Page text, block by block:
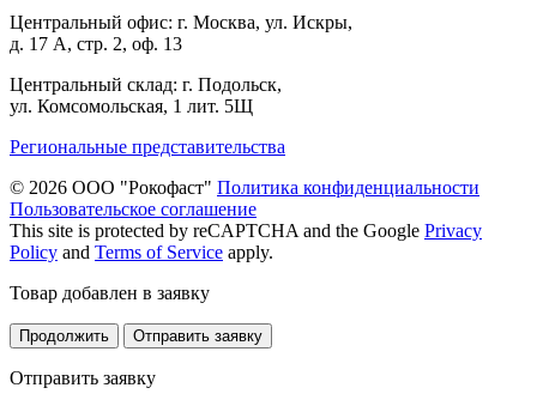
Центральный офис: г. Москва, ул. Искры,
д. 17 А, стр. 2, оф. 13
Центральный склад: г. Подольск,
ул. Комсомольская, 1 лит. 5Щ
Региональные представительства
© 2026 ООО "Рокофаст" Политика конфиденциальности
Пользовательское соглашение
This site is protected by reCAPTCHA and the Google Privacy
Policy and Terms of Service apply.
Товар добавлен в заявку
Продолжить Отправить заявку
Отправить заявку